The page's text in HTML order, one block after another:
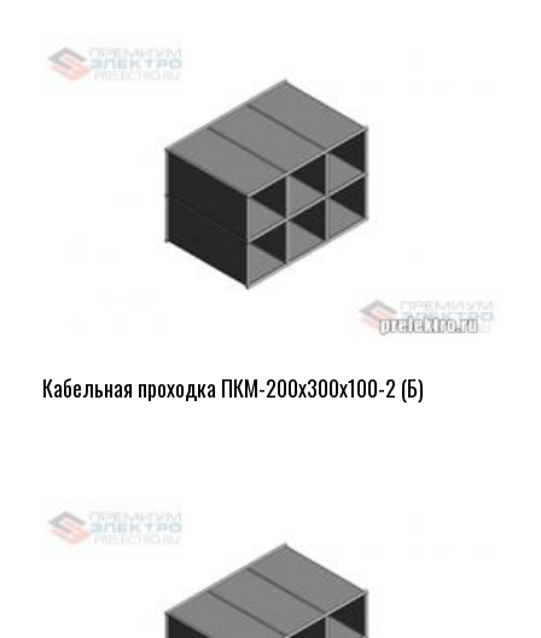
Кабельная проходка ПКМ-200х300х100-2 (Б)